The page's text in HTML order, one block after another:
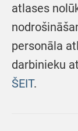
atlases
personāla
darbinieku
ŠEIT.